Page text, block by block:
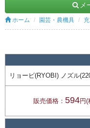
メ
ホーム 園芸・農機具
リョービ(RYOBI) ノズル
販売価格： 594円(